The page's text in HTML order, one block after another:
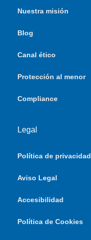
Nuestra misión
Blog
Canal ético
Protección al menor
Compliance
Legal
Política de privacidad
Aviso Legal
Accesibilidad
Política de Cookies